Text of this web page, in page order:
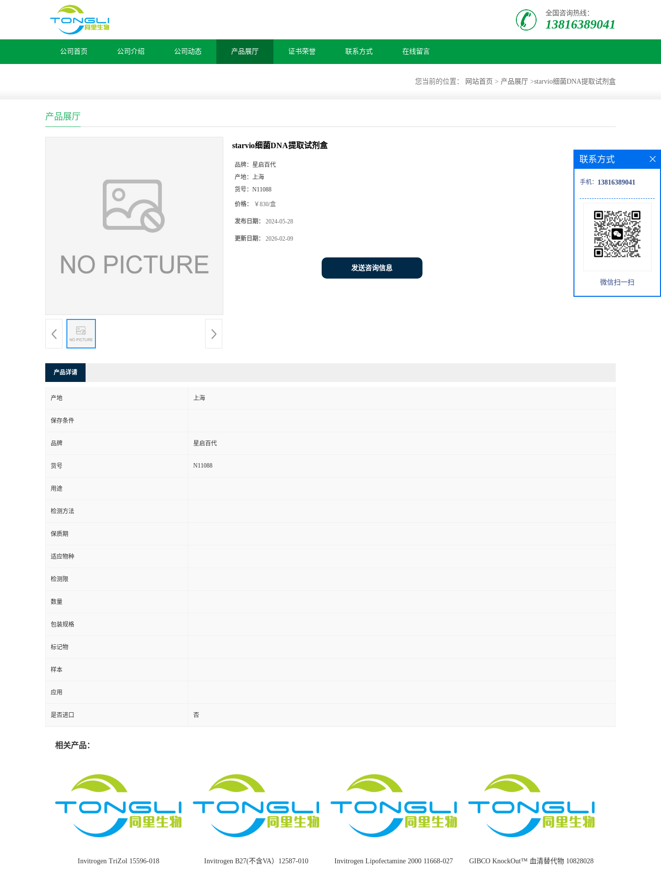
全国咨询热线：
13816389041
公司首页 公司介绍 公司动态 产品展厅 证书荣誉 联系方式 在线留言
您当前的位置： 网站首页 > 产品展厅 >starvio细菌DNA提取试剂盒
产品展厅
starvio细菌DNA提取试剂盒
品牌： 星启百代
产地： 上海
货号： N11088
价格： ￥830/盒
发布日期： 2024-05-28
更新日期： 2026-02-09
发送咨询信息
产品详请
产地 上海
保存条件
品牌 星启百代
货号 N11088
用途
检测方法
保质期
适应物种
检测限
数量
包装规格
标记物
样本
应用
是否进口 否
相关产品：
Invitrogen TriZol 15596-018 Invitrogen B27(不含VA）12587-010 Invitrogen Lipofectamine 2000 11668-027 GIBCO KnockOut™ 血清替代物 10828028
联系方式
手机： 13816389041
微信扫一扫